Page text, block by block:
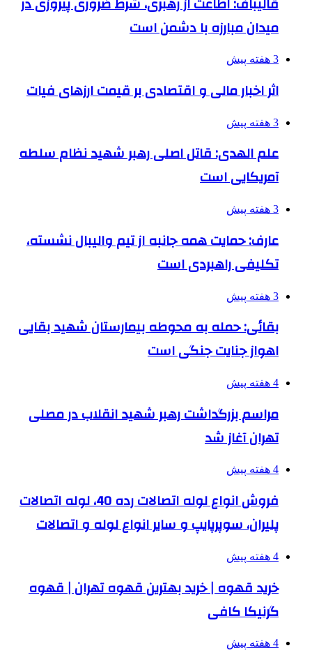
میدان مبارزه با دشمن است
3 هفته پیش
اثر اخبار مالی و اقتصادی بر قیمت ارزهای فیات
3 هفته پیش
علم الهدی: قاتل اصلی رهبر شهید نظام سلطه
آمریکایی است
3 هفته پیش
عارف: حمایت همه جانبه از تیم والیبال نشسته،
تکلیفی راهبردی است
3 هفته پیش
بقائی: حمله به محوطه بیمارستان شهید بقایی
اهواز جنایت جنگی است
4 هفته پیش
مراسم بزرگداشت رهبر شهید انقلاب در مصلی
تهران آغاز شد
4 هفته پیش
فروش انواع لوله اتصالات رده 40، لوله اتصالات
پلیران، سوپرپایپ و سایر انواع لوله و اتصالات
4 هفته پیش
خرید قهوه | خرید بهترین قهوه تهران | قهوه
گرنیکا کافی
4 هفته پیش